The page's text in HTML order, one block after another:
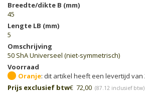
Breedte/dikte B (mm)
45
Lengte LB (mm)
5
Omschrijving
50 ShA Universeel (niet-symmetrisch)
Voorraad
Oranje
Prijs exclusief btw€ 72,00 (87.12 inclusief btw)